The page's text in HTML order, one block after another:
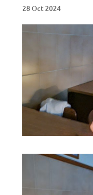
28 Oct 2024